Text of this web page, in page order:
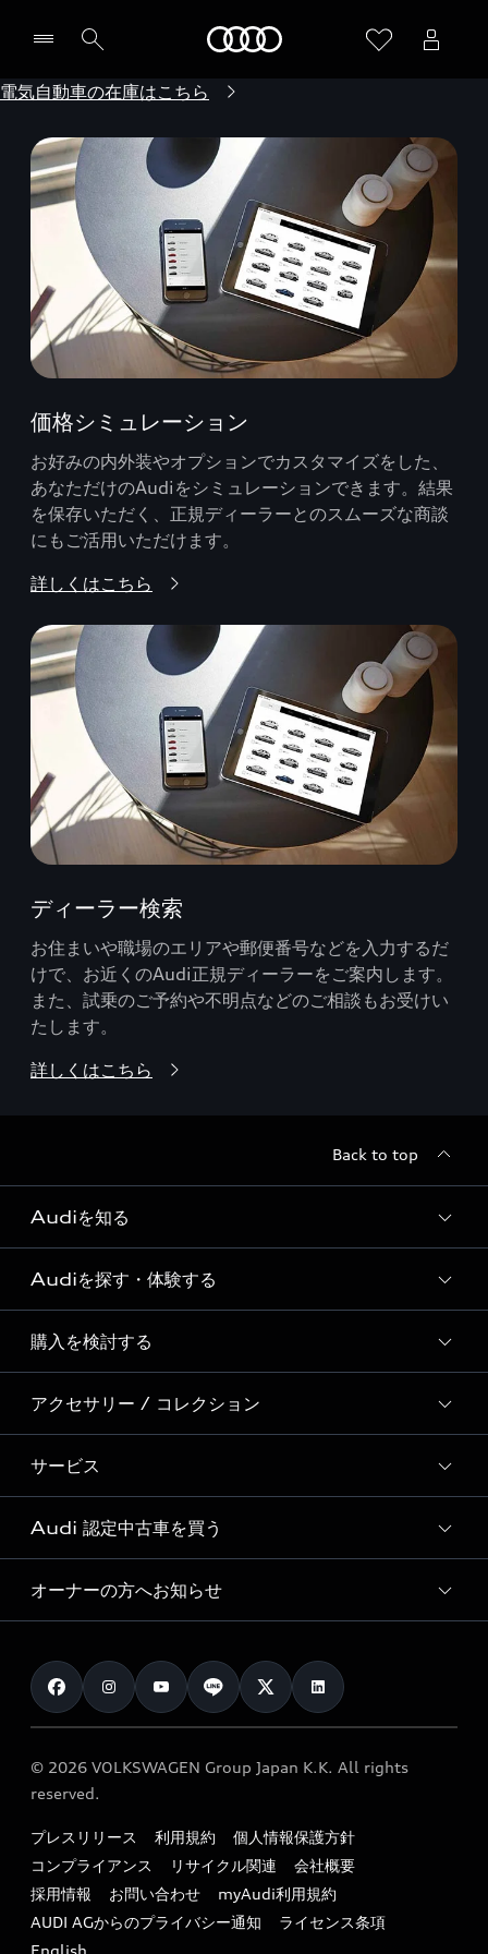
電気自動車の在庫はこちら
価格シミュレーション
お好みの内外装やオプションでカスタマイズをした、
あなただけのAudiをシミュレーションできます。結果
を保存いただく、正規ディーラーとのスムーズな商談
にもご活用いただけます。
詳しくはこちら
ディーラー検索
お住まいや職場のエリアや郵便番号などを入力するだ
けで、お近くのAudi正規ディーラーをご案内します。
また、試乗のご予約や不明点などのご相談もお受けい
たします。
詳しくはこちら
Back to top
Audiを知る
Audi ブランド
Story of Progress
Audi Sport
Formula 1®
デジタルサービス
Audiを探す・体験する
ディーラー検索
新車在庫検索
試乗車・展示車検索
見積り依頼
試乗予約
購入を検討する
モデル一覧
特別仕様モデル / 限定モデル
e-tronラインアップ
価格シミュレーション
車両比較
カタログ一覧
アクセサリー / コレクション
純正アクセサリー
オンラインショップ
Audi collection
アウディナビアプリ
サービス
サービス入庫予約
サービスプログラム
メンテナンス
車検 / 定期点検
e-tronアフターサポート
myAudi
Audi 認定中古車を買う
Audi認定中古車
クオリティ
保証
メンテナンス
ファイナンス
キャンペーン / イベント
買取査定
オーナーの方へお知らせ
お知らせ
オーナー様向けキャンペーン
特定整備適用車一覧
リサイクル法
よくある質問（FAQ）
© 2026 VOLKSWAGEN Group Japan K.K. All rights
reserved.
プレスリリース 利用規約
個人情報保護方針
コンプライアンス
リサイクル関連
会社概要
採用情報
お問い合わせ
myAudi利用規約
AUDI AGからのプライバシー通知
ライセンス条項
English